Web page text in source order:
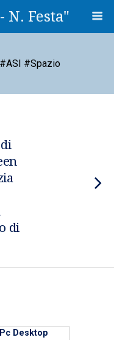
N. Festa"
#spazio
di
Pc Desktop